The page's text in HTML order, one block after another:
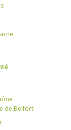
de Belfort